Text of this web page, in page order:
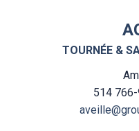
TOURNÉE &
514